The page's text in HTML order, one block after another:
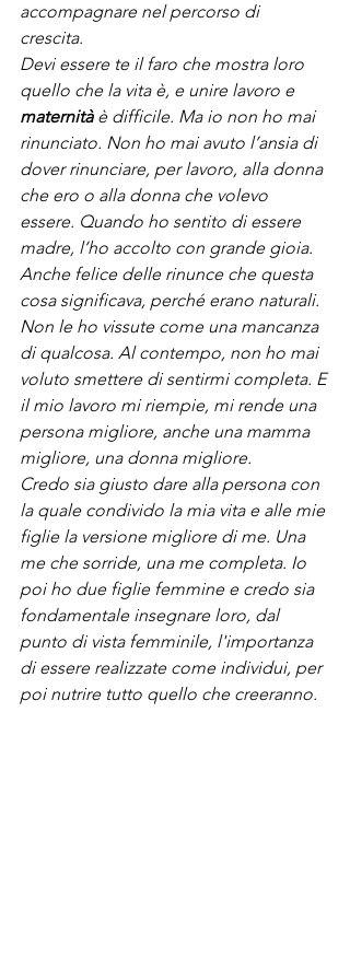
accompagnare nel percorso di
crescita.
Devi essere te il faro che mostra loro
quello che la vita è, e unire lavoro e
maternità è difficile. Ma io non ho mai
rinunciato. Non ho mai avuto l’ansia di
dover rinunciare, per lavoro, alla donna
che ero o alla donna che volevo
essere. Quando ho sentito di essere
madre, l’ho accolto con grande gioia.
Anche felice delle rinunce che questa
cosa significava, perché erano naturali.
Non le ho vissute come una mancanza
di qualcosa. Al contempo, non ho mai
voluto smettere di sentirmi completa. E
il mio lavoro mi riempie, mi rende una
persona migliore, anche una mamma
migliore, una donna migliore.
Credo sia giusto dare alla persona con
la quale condivido la mia vita e alle mie
figlie la versione migliore di me. Una
me che sorride, una me completa. Io
poi ho due figlie femmine e credo sia
fondamentale insegnare loro, dal
punto di vista femminile, l'importanza
di essere realizzate come individui, per
poi nutrire tutto quello che creeranno.